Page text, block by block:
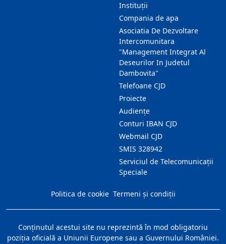
Instituții
Compania de apa
Asociatia De Dezvoltare
Intercomunitara
"Management Integrat Al
Deseurilor In Judetul
Dambovita"
Telefoane CJD
Proiecte
Audienţe
Conturi IBAN CJD
Webmail CJD
SMIS 328942
Serviciul de Telecomunicații
Speciale
Politica de cookie Termeni și condiții
Conţinutul acestui site nu reprezintă în mod obligatoriu
poziţia oficială a Uniunii Europene sau a Guvernului României.